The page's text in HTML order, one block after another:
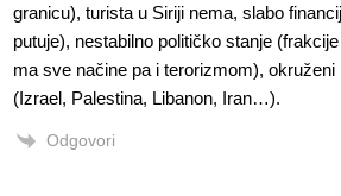
granicu), turista u Siriji nema, slabo
putuje), nestabilno političko stanje
ma sve načine pa i terorizmom),
(Izrael, Palestina, Libanon, Iran…).
Odgovori